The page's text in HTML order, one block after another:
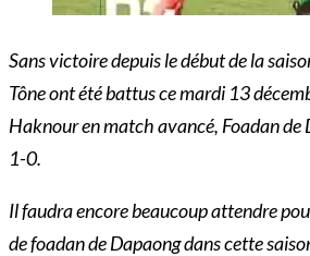
Sans victoire depuis le début de la
Tône ont été battus ce mardi 13
Haknour en match avancé, Foadan de
1-0.
Il faudra encore beaucoup attendre
de foadan de Dapaong dans cette